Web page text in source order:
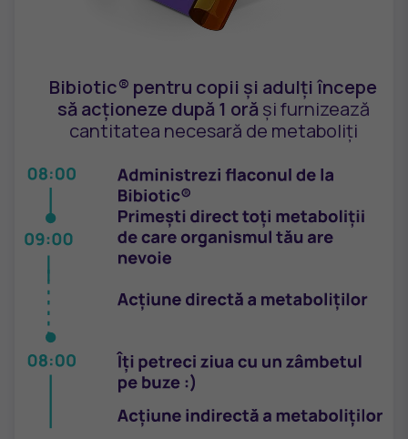
Bibiotic® pentru copii și adulți începe
să acționeze după 1 oră și furnizează
cantitatea necesară de metaboliți